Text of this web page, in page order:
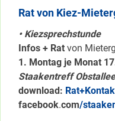
Rat von Kiez-
• Kiezsprechstunde
Infos + Rat von
1. Montag je Monat
Staakentreff
download:
facebook.com/